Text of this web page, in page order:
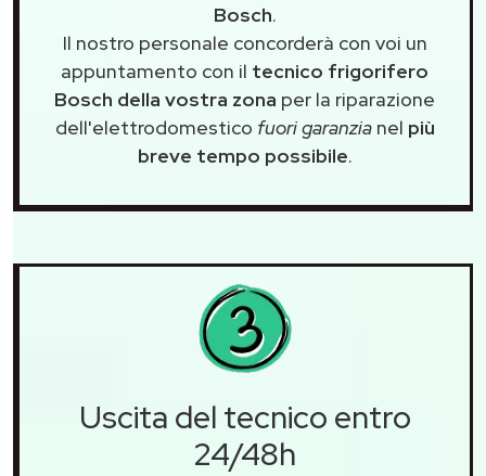
Bosch.
Il nostro personale concorderà con voi un
appuntamento con il tecnico frigorifero
Bosch della vostra zona per la riparazione
dell'elettrodomestico fuori garanzianel più
breve tempo possibile.
Uscita del tecnico entro
24/48h